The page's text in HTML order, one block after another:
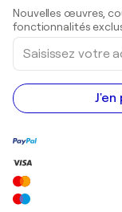
Peintures
Nouvelles œuvres,
fonctionnalités
Saisissez
votre
adresse
e-
mail